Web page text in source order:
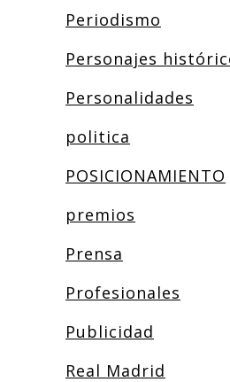
Periodismo
Personajes
Personalidades
politica
POSICIONAMIENTO
premios
Prensa
Profesionales
Publicidad
Real Madrid